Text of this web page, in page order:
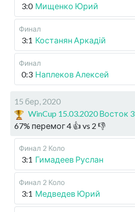
3:0 Мищенко Юрий
Финал
3:1 Костанян Аркадій
Финал
0:3 Наплеков Алексей
15 бер, 2020
WinCup 15.03.2020 Восток 3
67% перемог4 👍 vs 2 👎
Финал 2 Коло
3:1 Гимадеев Руслан
Финал 2 Коло
3:1 Медведев Юрий